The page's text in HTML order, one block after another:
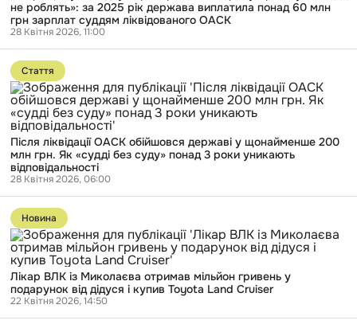
Вовка»
гіршому
нічого
не
роблять»:
за
2025
рік
держава
виплатила
понад
60
млн
грн
зарплат
суддям
ліквідованого
ОАСК
не роблять»: за 2025 рік держава виплатила понад 60 млн
грн зарплат суддям ліквідованого ОАСК
28 Квітня 2026, 11:00
Перейти
до
публікації
Після
ліквідації
ОАСК
обійшовся
державі
щонайменше
200
млн
грн.
Як
«судді
без
суду»
понад
роки
уникають
відповідальності
Стаття
Після ліквідації ОАСК обійшовся державі у щонайменше 200
млн грн. Як «судді без суду» понад 3 роки уникають
відповідальності
28 Квітня 2026, 06:00
Перейти
до
публікації
Лікар
ВЛК
Миколаєва
отримав
мільйон
гривень
Новина
Лікар ВЛК із Миколаєва отримав мільйон гривень у
подарунок від дідуся і купив Toyota Land Cruiser
22 Квітня 2026, 14:50